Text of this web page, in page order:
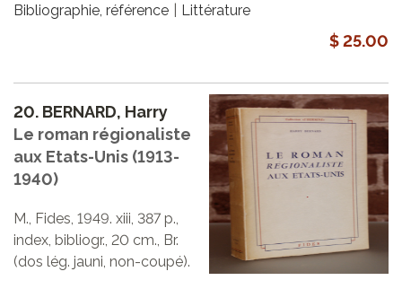
Bibliographie, référence Littérature
$ 25.00
20. BERNARD, Harry
Le roman régionaliste
aux Etats-Unis (1913-
1940)
M., Fides, 1949. xiii, 387 p.,
index, bibliogr., 20 cm., Br.
(dos lég. jauni, non-coupé).